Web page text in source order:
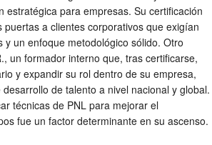
estratégica para empresas. Su certificación
puertas a clientes corporativos que exigían
y un enfoque metodológico sólido. Otro
un formador interno que, tras certificarse,
y expandir su rol dentro de su empresa,
de talento a nivel nacional y global.
técnicas de PNL para mejorar el
fue un factor determinante en su ascenso.